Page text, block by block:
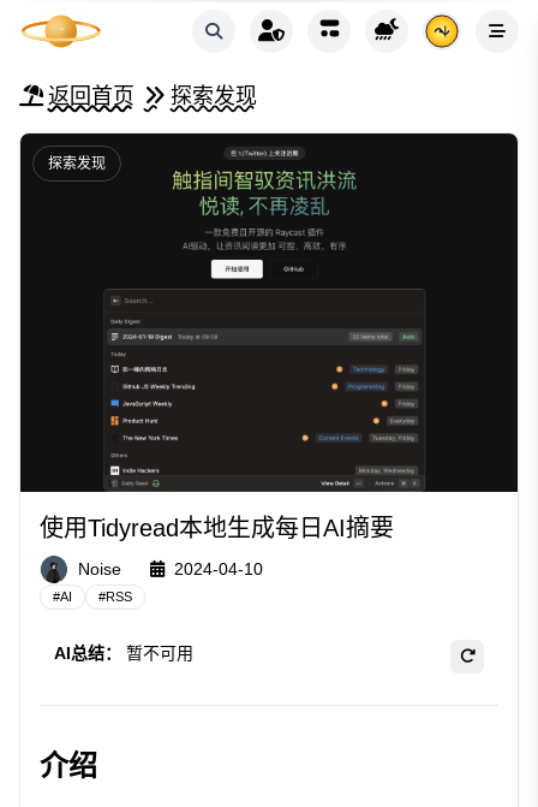
返回首页 探索发现
探索发现
使用Tidyread本地生成每日AI摘要
Noise 2024-04-10
#AI #RSS
AI总结： 暂不可用
介绍